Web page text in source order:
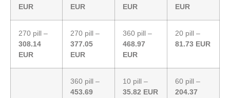
EUR
EUR
EUR
EUR
270 pill –
308.14
EUR
270 pill –
377.05
EUR
360 pill –
468.97
EUR
20 pill –
81.73 EUR
360 pill –
453.69
10 pill –
35.82 EUR
60 pill –
204.37